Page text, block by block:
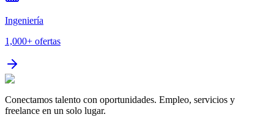
Ingeniería
1,000+ ofertas
Conectamos talento con oportunidades. Empleo, servicios y
freelance en un solo lugar.